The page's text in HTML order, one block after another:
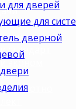
премиум
стандарт
эконом
полотно
для дверей
для
дверной